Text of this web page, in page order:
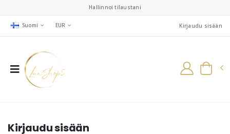
Hallinnoi tilaustani
Suomi EUR Kirjaudu sisään
Kirjaudu sisään